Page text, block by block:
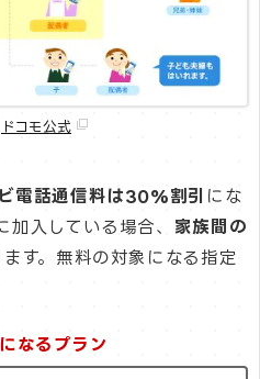
ドコモ公式
電話通信料は30%割引 にな
加入している場合、 家族間の
ます。無料の対象になる指定
なるプラン